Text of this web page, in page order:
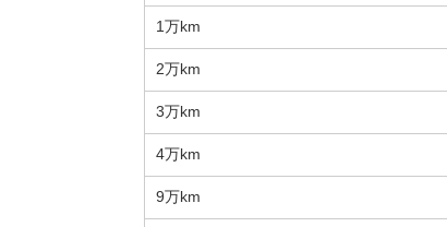
1万km
2万km
3万km
4万km
9万km